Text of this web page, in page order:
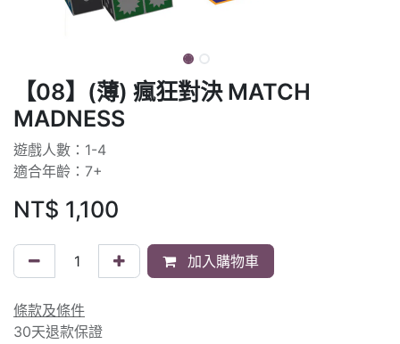
【08】(薄) 瘋狂對決 MATCH
MADNESS
遊戲人數：1-4
適合年齡：7+
NT$ 1,100
加入購物車
條款及條件
30天退款保證